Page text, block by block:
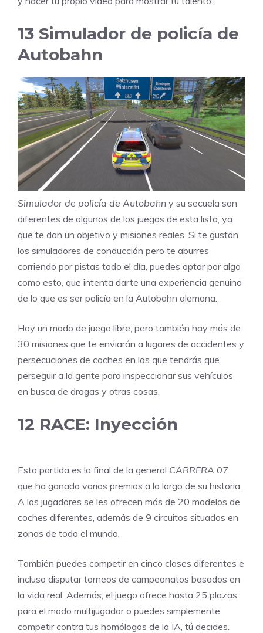
13 Simulador de policía de
Autobahn
Simulador de policía de Autobahn y su secuela son
diferentes de algunos de los juegos de esta lista, ya
que te dan un objetivo y misiones reales. Si te gustan
los simuladores de conducción pero te aburres
corriendo por pistas todo el día, puedes optar por algo
como esto, que intenta darte una experiencia genuina
de lo que es ser policía en la Autobahn alemana.
Hay un modo de juego libre, pero también hay más de
30 misiones que te enviarán a lugares de accidentes y
persecuciones de coches en las que tendrás que
perseguir a la gente para inspeccionar sus vehículos
en busca de drogas y otras cosas.
12 RACE: Inyección
Esta partida es la final de la general CARRERA 07
que ha ganado varios premios a lo largo de su historia.
A los jugadores se les ofrecen más de 20 modelos de
coches diferentes, además de 9 circuitos situados en
zonas de todo el mundo.
También puedes competir en cinco clases diferentes e
incluso disputar torneos de campeonatos basados en
la vida real. Además, el juego ofrece hasta 25 plazas
para el modo multijugador o puedes simplemente
competir contra tus homólogos de la IA, tú decides.